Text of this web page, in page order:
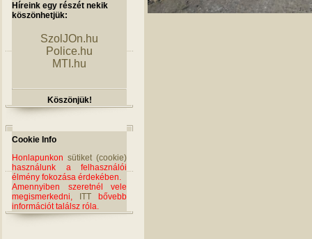
Híreink egy részét nekik
köszönhetjük:
SzolJOn.hu
Police.hu
MTI.hu
Köszönjük!
Cookie Info
Honlapunkon sütiket (cookie)
használunk a felhasználói
élmény fokozása érdekében.
Amennyiben szeretnél vele
megismerkedni,
ITT bővebb
információt találsz róla.